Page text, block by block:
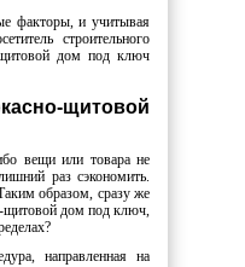
факторы, и учитывая
строительного
щитовой дом под ключ
щитовой
вещи или товара не
раз сэкономить.
образом, сразу же
щитовой дом под ключ,
направленная на